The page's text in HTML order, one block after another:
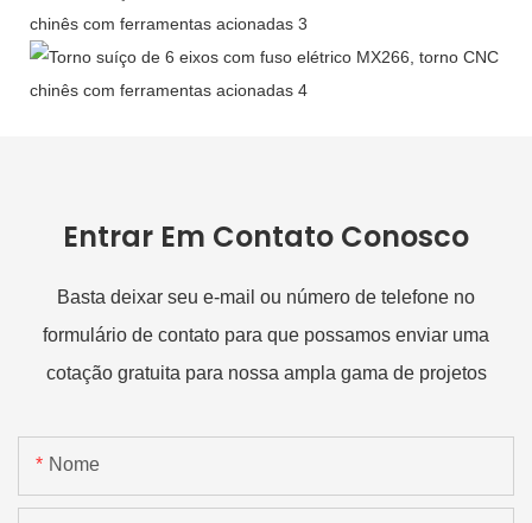
Entrar Em Contato Conosco
Basta deixar seu e-mail ou número de telefone no
formulário de contato para que possamos enviar uma
cotação gratuita para nossa ampla gama de projetos
Nome